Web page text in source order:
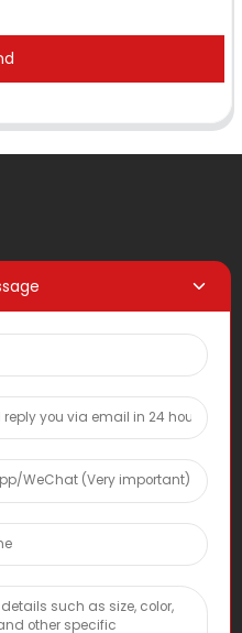
1, No. 2, Tiyu Road,
Province, RPC